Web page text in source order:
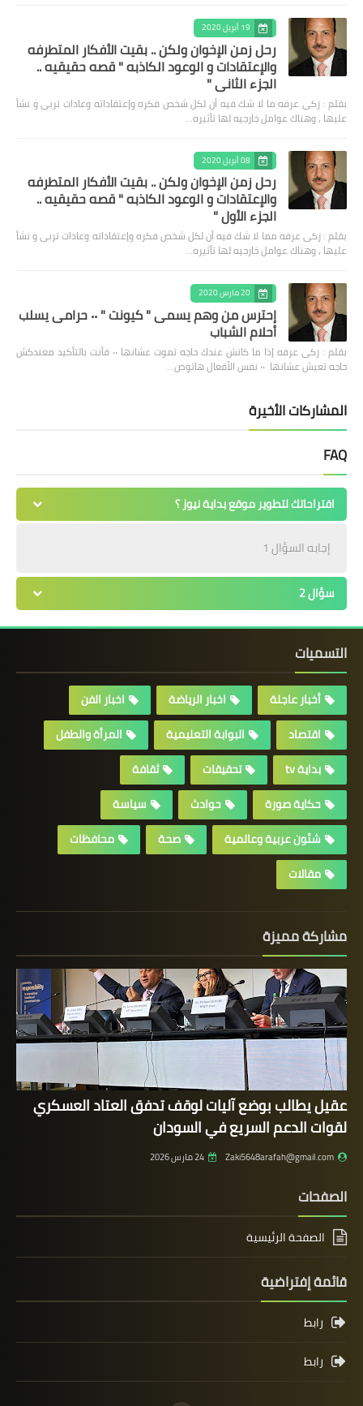
19 أبريل 2020
رحل زمن الإخوان ولكن .. بقيت الأفكار المتطرفه
والإعتقادات و الوعود الكاذبه " قصه حقيقيه ..
الجزء الثاني "
بقلم : زكى عرفه ‎ما لا شك فيه أن لكل شخص فكره وإعتقاداته وعادات تربى و نشأ
عليها ، وهناك عوامل خارجيه لها تأثيره…
08 أبريل 2020
رحل زمن الإخوان ولكن .. بقيت الأفكار المتطرفه
والإعتقادات و الوعود الكاذبه " قصه حقيقيه ..
الجزء الأول "
بقلم : زكى عرفه مما لا شك فيه أن لكل شخص فكره وإعتقاداته وعادات تربى و نشأ
عليها ، وهناك عوامل خارجيه لها تأثيره…
20 مارس 2020
إحترس من وهم يسمى " كيونت " ٠٠ حرامى يسلب
أحلام الشباب
بقلم : زكى عرفه ‎إذا ما كانش عندك حاجه تموت عشانها ٠٠ فأنت بالتأكيد معندكش
حاجه تعيش عشانها ٠٠ نفس الأفعال هاتوص…
المشاركات الأخيرة
FAQ
اقتراحاتك لتطوير موقع بداية نيوز ؟
إجابه السؤال 1
سؤال 2
التسميات
أخبار عاجلة اخبار الرياضة
اخبار الفن
اقتصاد
البوابة التعليمية
المرأة والطفل
بداية tv
تحقيقات
ثقافة
حكاية صورة
حوادث
سياسة
شئون عربية وعالمية
صحة
محافظات
مقالات
مشاركة مميزة
عقيل يطالب بوضع آليات لوقف تدفق العتاد العسكري
لقوات الدعم السريع في السودان
Zaki5648arafah@gmail.com 24 مارس 2026
الصفحات
الصفحة الرئيسية
قائمة إفتراضية
رابط
رابط